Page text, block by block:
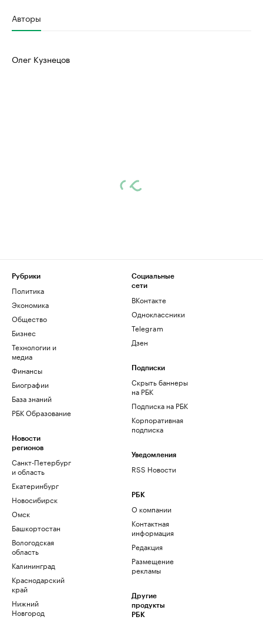
Авторы
Олег Кузнецов
Рубрики
Политика
Экономика
Общество
Бизнес
Технологии и
медиа
Финансы
Биографии
База знаний
РБК Образование
Новости
регионов
Санкт-Петербург
и область
Екатеринбург
Новосибирск
Омск
Башкортостан
Вологодская
область
Калининград
Краснодарский
край
Нижний
Новгород
Социальные
сети
ВКонтакте
Одноклассники
Telegram
Дзен
Подписки
Скрыть баннеры
на РБК
Подписка на РБК
Корпоративная
подписка
Уведомления
RSS Новости
РБК
О компании
Контактная
информация
Редакция
Размещение
рекламы
Другие
продукты
РБК